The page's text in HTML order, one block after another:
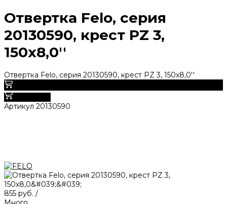
Отвертка Felo, серия
20130590, крест PZ 3,
150х8,0''
Отвертка Felo, серия 20130590, крест PZ 3, 150х8,0''
Артикул 20130590
855 руб. /